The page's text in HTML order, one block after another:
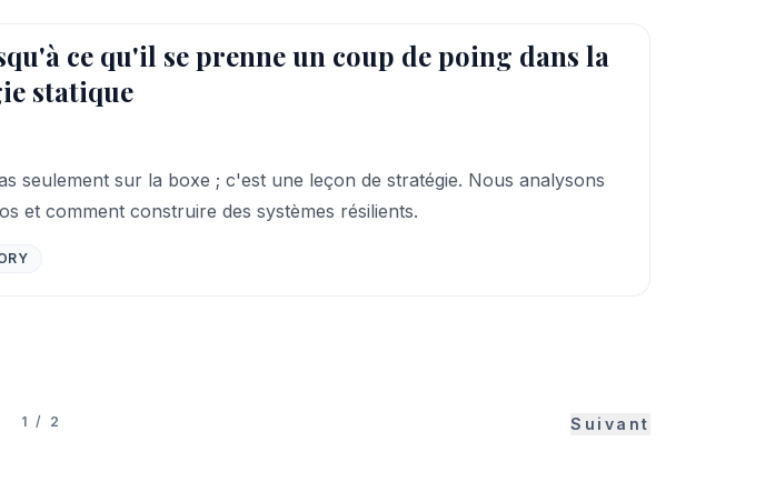
ce qu'il se prenne un coup de poing dans la
statique
seulement sur la boxe ; c'est une leçon de stratégie. Nous analysons
et comment construire des systèmes résilients.
1 / 2 Suivant